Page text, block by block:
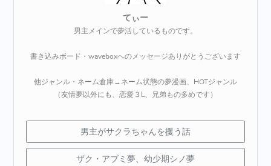
てぃー
男主メインで夢活しているものです。
書き込みボード・waveboxへのメッセージありがとうございます
他ジャンル・ネーム倉庫→ネーム状態の夢漫画、HOTジャンル
（友情夢以外にも、恋愛３L、兄弟もの多めです）
男主がサクラちゃんを攫う話
ザク・アブミ夢、幼少期シノ夢